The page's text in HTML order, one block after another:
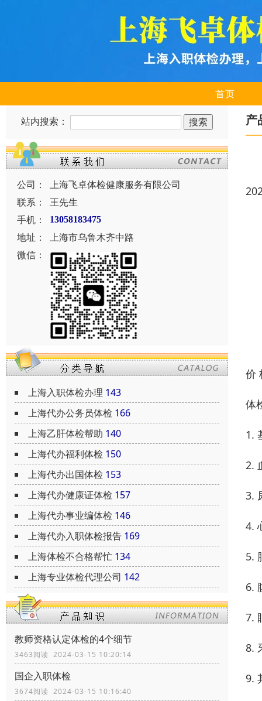
首页
站内搜索：
公司：
上海飞卓体检健康服务有限公司
联系：
王先生
手机：
13058183475
地址：
上海市乌鲁木齐中路
微信：
上海入职体检办理 143
上海代办公务员体检 166
上海乙肝体检帮助 140
上海代办福利体检 150
上海代办出国体检 153
上海代办健康证体检 157
上海代办事业编体检 146
上海代办入职体检报告 169
上海体检不合格帮忙 134
上海专业体检代理公司 142
教师资格认定体检的4个细节
3463阅读 2024-03-15 10:20:14
国企入职体检
3674阅读 2024-03-15 10:16:40
产
价
体
1.
2.
3.
4.
5.
6.
7.
8.
9.